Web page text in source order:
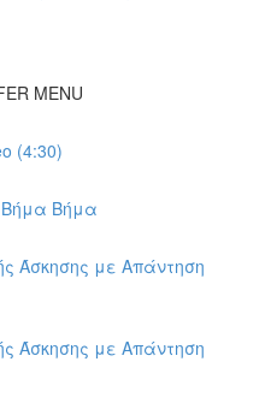
MENU
(4:30)
Βήμα Βήμα
Άσκησης με Απάντηση
Άσκησης με Απάντηση